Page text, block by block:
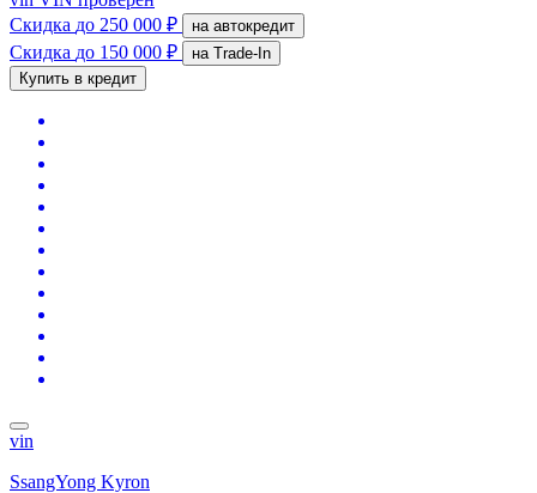
Скидка до 250 000 ₽ на автокредит
Скидка до 150 000 ₽
на Trade-In
Купить в кредит
vin
SsangYong Kyron